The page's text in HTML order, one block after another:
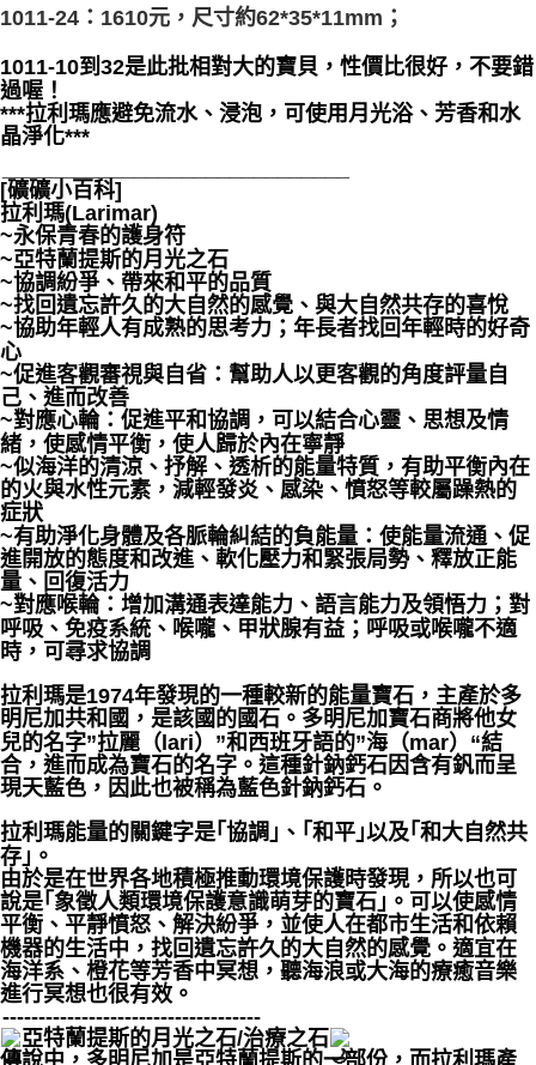
1011-24：1610元，尺寸約62*35*11mm；
1011-10到32是此批相對大的寶貝，性價比很好，不要錯
過喔！
***拉利瑪應避免流水、浸泡，可使用月光浴、芳香和水
晶淨化***
[礦礦小百科]
拉利瑪(Larimar)
~永保青春的護身符
~亞特蘭提斯的月光之石
~協調紛爭、帶來和平的品質
~找回遺忘許久的大自然的感覺、與大自然共存的喜悅
~協助年輕人有成熟的思考力；年長者找回年輕時的好奇
心
~促進客觀審視與自省：幫助人以更客觀的角度評量自
己、進而改善
~對應心輪：促進平和協調，可以結合心靈、思想及情
緒，使感情平衡，使人歸於內在寧靜
~似海洋的清涼、抒解、透析的能量特質，有助平衡內在
的火與水性元素，減輕發炎、感染、憤怒等較屬躁熱的
症狀
~有助淨化身體及各脈輪糾結的負能量：使能量流通、促
進開放的態度和改進、軟化壓力和緊張局勢、釋放正能
量、回復活力
~對應喉輪：增加溝通表達能力、語言能力及領悟力；對
呼吸、免疫系統、喉嚨、甲狀腺有益；呼吸或喉嚨不適
時，可尋求協調
拉利瑪是1974年發現的一種較新的能量寶石，主產於多
明尼加共和國，是該國的國石。多明尼加寶石商將他女
兒的名字”拉麗（lari）”和西班牙語的”海（mar）“結
合，進而成為寶石的名字。這種針鈉鈣石因含有釩而呈
現天藍色，因此也被稱為藍色針鈉鈣石。
拉利瑪能量的關鍵字是｢協調｣、｢和平｣以及｢和大自然共
存｣。
由於是在世界各地積極推動環境保護時發現，所以也可
說是｢象徵人類環境保護意識萌芽的寶石｣。可以使感情
平衡、平靜憤怒、解決紛爭，並使人在都市生活和依賴
機器的生活中，找回遺忘許久的大自然的感覺。適宜在
海洋系、橙花等芳香中冥想，聽海浪或大海的療癒音樂
進行冥想也很有效。
------------------------------------
亞特蘭提斯的月光之石/治療之石